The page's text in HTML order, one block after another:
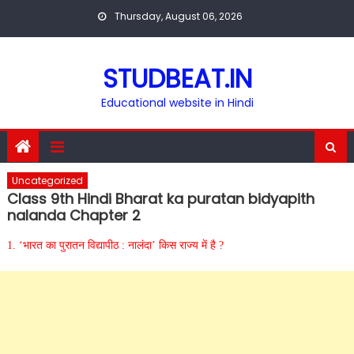
Thursday, August 06, 2026
STUDBEAT.IN
Educational website in Hindi
Uncategorized
Class 9th Hindi Bharat ka puratan bidyapith
nalanda Chapter 2
1. ‘भारत का पुरातन विद्यापीठ : नालंदा’ किस राज्य में है ?